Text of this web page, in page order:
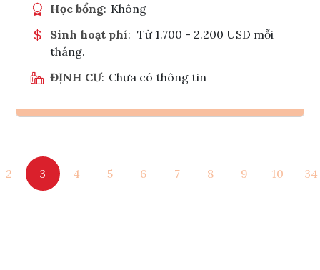
Học bổng: Không
Sinh hoạt phí: Từ 1.700 - 2.200 USD mỗi
tháng.
ĐỊNH CƯ: Chưa có thông tin
Tham vấn Interlink
2 3 4 5 6 7 8 9 10 34